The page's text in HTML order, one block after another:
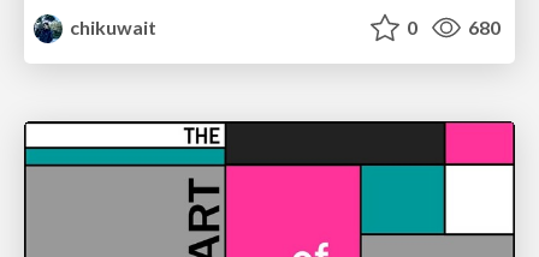
chikuwait
0 680